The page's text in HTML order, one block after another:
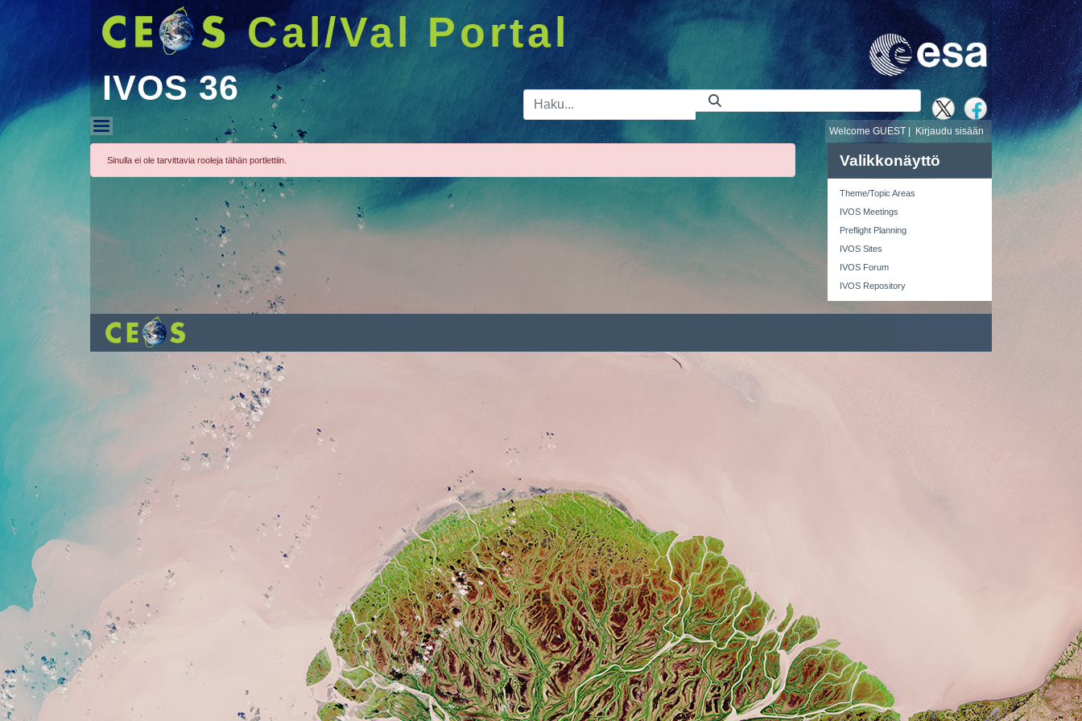
Cal/Val Portal
IVOS 36 Hakupalkki
Kirjaudu sisään
Welcome GUEST |
IVOS 36
Sinulla ei ole tarvittavia rooleja tähän portlettiin. Valikkonäyttö
Theme/Topic Areas
IVOS Meetings
Preflight Planning
IVOS Sites
IVOS Forum
IVOS Repository